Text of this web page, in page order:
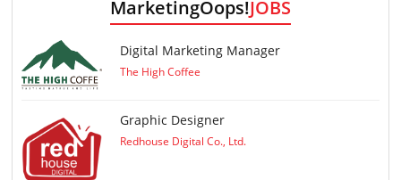
MarketingOops!JOBS
Digital Marketing Manager
The High Coffee
Graphic Designer
Redhouse Digital Co., Ltd.